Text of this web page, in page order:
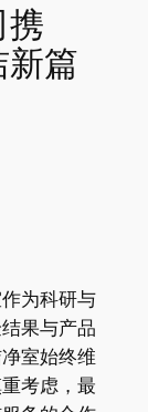
篇
为科研与
果与产品
室始终维
考虑，最